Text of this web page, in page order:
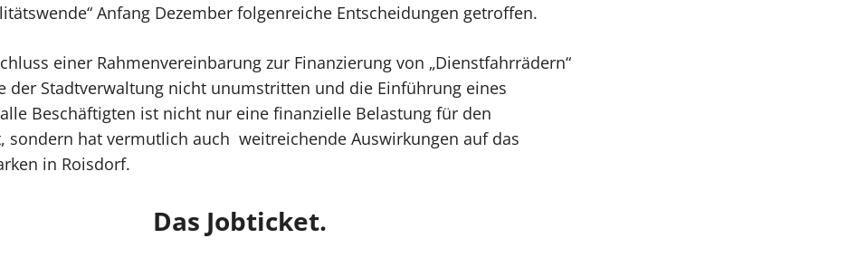
Anfang Dezember folgenreiche Entscheidungen getroffen.
einer Rahmenvereinbarung zur Finanzierung von „Dienstfahrrädern“
der Stadtverwaltung nicht unumstritten und die Einführung eines
Beschäftigten ist nicht nur eine finanzielle Belastung für den
sondern hat vermutlich auch weitreichende Auswirkungen auf das
in Roisdorf.
Das Jobticket.